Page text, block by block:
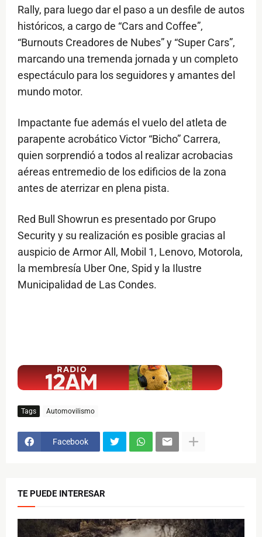
Rally, para luego dar el paso a un desfile de autos
históricos, a cargo de “Cars and Coffee”,
“Burnouts Creadores de Nubes” y “Super Cars”,
marcando una tremenda jornada y un completo
espectáculo para los seguidores y amantes del
mundo motor.
Impactante fue además el vuelo del atleta de
parapente acrobático Victor “Bicho” Carrera,
quien sorprendió a todos al realizar acrobacias
aéreas entremedio de los edificios de la zona
antes de aterrizar en plena pista.
Red Bull Showrun es presentado por Grupo
Security y su realización es posible gracias al
auspicio de Armor All, Mobil 1, Lenovo, Motorola,
la membresía Uber One, Spid y la Ilustre
Municipalidad de Las Condes.
Tags Automovilismo
Facebook
TE PUEDE INTERESAR